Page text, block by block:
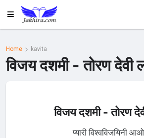
Home kavita
विजय दशमी - तोरण देवी
विजय दशमी - तोरण
प्यारी विश्वविजयिनी